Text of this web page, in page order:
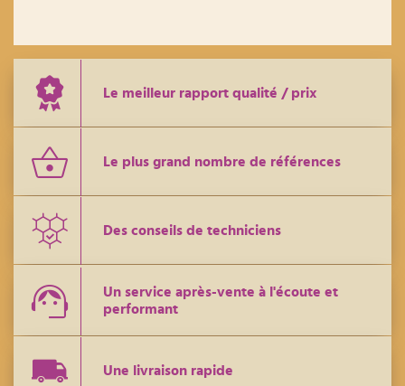
Le meilleur rapport qualité / prix
Le plus grand nombre de références
Des conseils de techniciens
Un service après-vente à l'écoute et
performant
Une livraison rapide